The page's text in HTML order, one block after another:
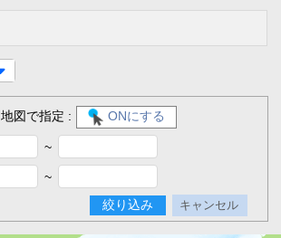
地図で指定 : ONにする
~
~
絞り込み
キャンセル